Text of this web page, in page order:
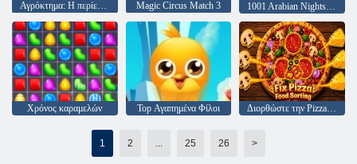
Magic Circus Match 3 1001 Arabian Nights 5: Σεβάχ ο ναυτικός
Χρόνος καραμελών Top Αγαπημένα Φίλοι
1 2 25 26 >